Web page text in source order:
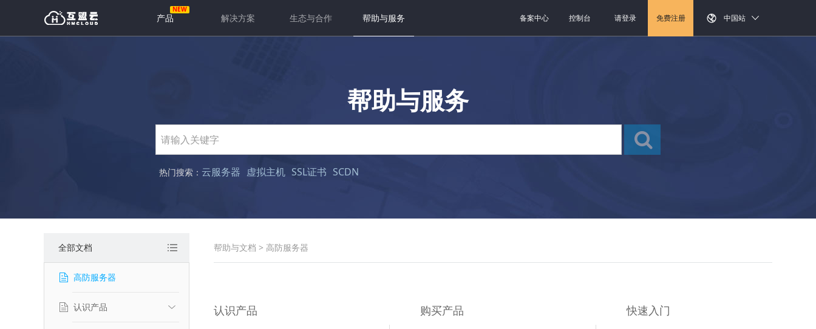
产品 解决方案 生态与合作 帮助与服务 中国站
备案中心 控制台 请登录 免费注册
帮助与服务
热门搜索： 云服务器 虚拟主机 SSL证书 SCDN
全部文档
高防服务器
认识产品
帮助与文档 > 高防服务器
认识产品 购买产品 快速入门